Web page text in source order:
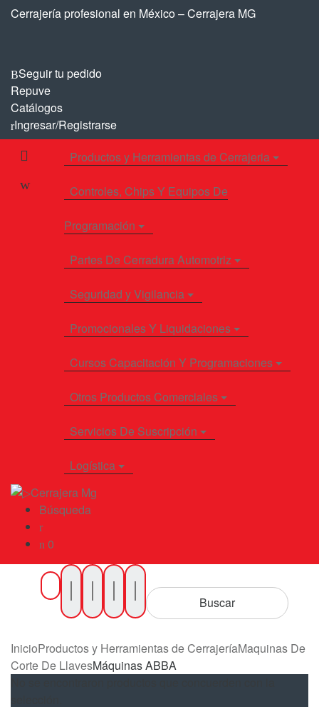
Saltar
Saltar
Cerrajería profesional en México – Cerrajera MG
Seguir tu pedido
Repuve
Catálogos
Ingresar/Registrarse
Productos y Herramientas de Cerrajeria
Controles, Chips Y Equipos De
Programación
Partes De Cerradura Automotriz
Seguridad y Vigilancia
Promocionales Y Liquidaciones
Cursos Capacitación Y Programaciones
Otros Productos Comerciales
Servicios De Suscripción
Logística
Búsqueda
0
Buscar
por
Productos
Buscar
InicioProductos y Herramientas de CerrajeríaMaquinas De
Corte De LlavesMáquinas ABBA